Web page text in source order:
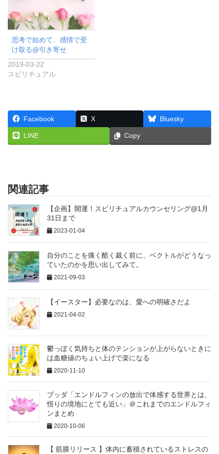
思考で始めて、感情で受
け取る@引き寄せ
2019-03-22
スピリチュアル
Facebook X Bluesky
LINE Copy
関連記事
【企画】開運！スピリチュアルカウンセリング@1月
31日まで
2023-01-04
自分のことを痛く酷く裁く前に、ベクトルがどうなっ
ていたのかを思い出してみて。
2021-09-03
【イースター】必要なのは、愛への明確さだよ
2021-04-02
鬱っぽく気持ちと体のテンションが上がらないときに
は血糖値のちょい上げで楽になる
2020-11-10
ブッダ「エンドルフィンの放出で体感する世界とは、
悟りの境地にとても近い」＠これまでのエンドルフィ
ンまとめ
2020-10-06
【 筋膜リリース 】体内に蓄積されているストレスの